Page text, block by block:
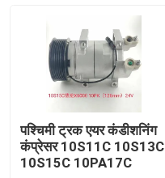
पश्चिमी ट्रक एयर कंडीशनिंग
कंप्रेसर 10S11C 10S13C
10S15C 10PA17C